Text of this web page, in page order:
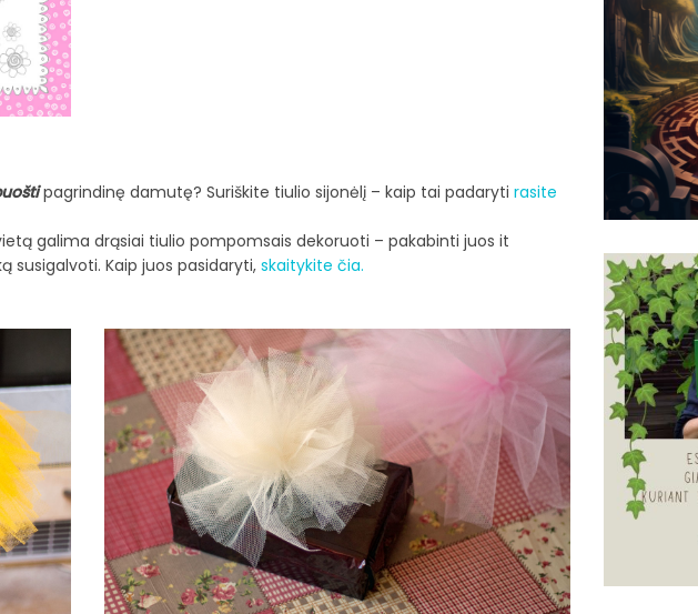
pagrindinę damutę? Suriškite tiulio sijonėlį – kaip tai padaryti rasite
galima drąsiai tiulio pompomsais dekoruoti – pakabinti juos it
susigalvoti. Kaip juos pasidaryti, skaitykite čia.